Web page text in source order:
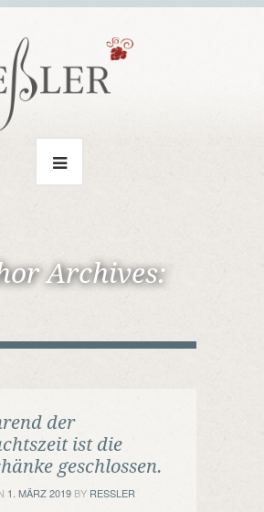
Archives:
der
ist die
geschlossen.
1. MÄRZ 2019 BY RESSLER